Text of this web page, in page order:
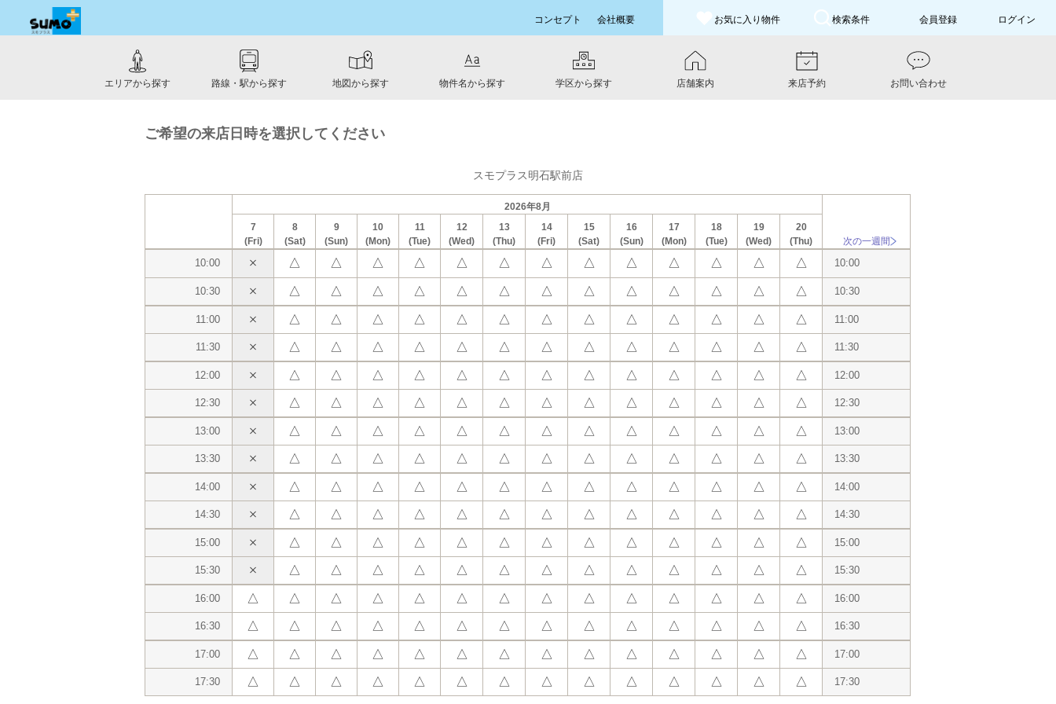
コンセプト 会社概要 お気に入り 物件 検索条件 会員登録 ログイン
エリアから探す 路線・駅から探す 地図から探す 物件名から探す 学区から探す 店舗案内 来店予約 お問い合わせ
ご希望の来店日時を選択してください
スモプラス明石駅前店
2026年8月
次の一週間
7
(Fri)
8
(Sat)
9
(Sun)
10
(Mon)
11
(Tue)
12
(Wed)
13
(Thu)
14
(Fri)
15
(Sat)
16
(Sun)
17
(Mon)
18
(Tue)
19
(Wed)
20
(Thu)
10:00
10:30
11:00
11:30
12:00
12:30
13:00
13:30
14:00
14:30
15:00
15:30
16:00
16:30
17:00
17:30
△
△
△
△
△
△
△
△
△
△
△
△
△
△
△
△
△
△
△
△
△
△
△
△
△
△
△
△
△
△
△
△
△
△
△
△
△
△
△
△
△
△
△
△
△
△
△
△
△
△
△
△
△
△
△
△
△
△
△
△
△
△
△
△
△
△
△
△
△
△
△
△
△
△
△
△
△
△
△
△
△
△
△
△
△
△
△
△
△
△
△
△
△
△
△
△
△
△
△
△
△
△
△
△
△
△
△
△
△
△
△
△
△
△
△
△
△
△
△
△
△
△
△
△
△
△
△
△
△
△
△
△
△
△
△
△
△
△
△
△
△
△
△
△
△
△
△
△
△
△
△
△
△
△
△
△
△
△
△
△
△
△
△
△
△
△
△
△
△
△
△
△
△
△
△
△
△
△
△
△
△
△
△
△
△
△
△
△
△
△
△
△
△
△
△
△
△
△
△
△
△
△
△
△
△
△
△
△
△
△
△
△
10:00
10:30
11:00
11:30
12:00
12:30
13:00
13:30
14:00
14:30
15:00
15:30
16:00
16:30
17:00
17:30